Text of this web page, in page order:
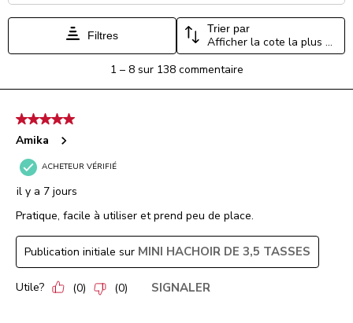
Filtres
Trier par
Afficher la cote la plus élevée à la plus faible
8
138
commentaire.
1 – 8 sur 138 commentaire
5 étoile(s) sur 5.
Amika
ACHETEUR VÉRIFIÉ
il y a 7 jours
Pratique, facile à utiliser et prend peu de place.
Publication initiale sur MINI HACHOIR DE 3,5 TASSES
Utile? (0) (0) SIGNALER